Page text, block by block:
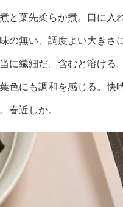
と葉先柔らか煮。口に入
の無い、調度よい大きさ
に繊細だ。含むと溶ける
色にも調和を感じる。快
春近しか。